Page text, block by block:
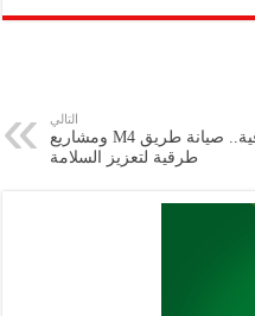
gr
ai
ar
التالي
اللاذقية.. صيانة طريق M4 ومشاريع
طرقية لتعزيز السلامة